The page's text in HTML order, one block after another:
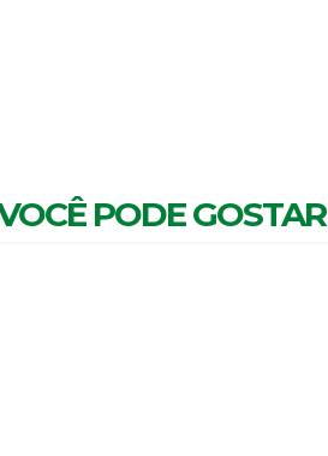
PODE GOSTAR